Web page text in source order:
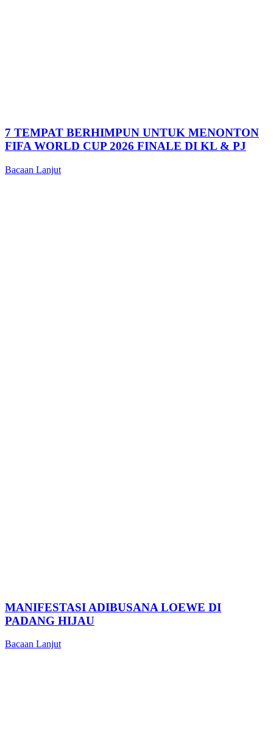
7 TEMPAT BERHIMPUN UNTUK MENONTON
FIFA WORLD CUP 2026 FINALE DI KL & PJ
Bacaan Lanjut
MANIFESTASI ADIBUSANA LOEWE DI
PADANG HIJAU
Bacaan Lanjut